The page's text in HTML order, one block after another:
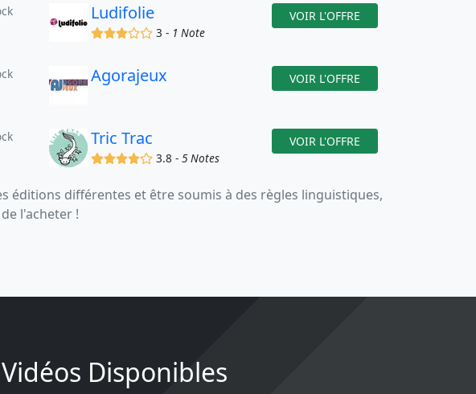
Ludifolie
(x)(x)(x)() ()
3 - 1 Note
VOIR L'OFFRE
Agorajeux VOIR L'OFFRE
Tric Trac
(x)(x)(x)(x)()
3.8 - 5 Notes
VOIR L'OFFRE
éditions différentes et être soumis à des règles linguistiques,
l'acheter !
Disponibles